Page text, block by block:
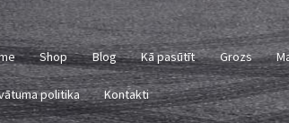
Shop Blog Kā pasūtīt Grozs
politika Kontakti